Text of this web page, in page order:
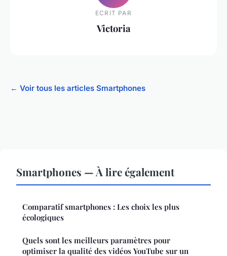
ECRIT PAR
Victoria
← Voir tous les articles Smartphones
Smartphones — À lire également
Comparatif smartphones : Les choix les plus
écologiques
Quels sont les meilleurs paramètres pour
optimiser la qualité des vidéos YouTube sur un